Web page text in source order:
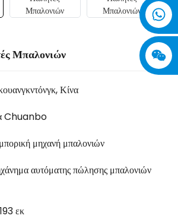
Μπαλονιών
Κίνα
Chuanbo
μηχανή μπαλονιών
αυτόματης πώλησης μπαλονιών
εκ